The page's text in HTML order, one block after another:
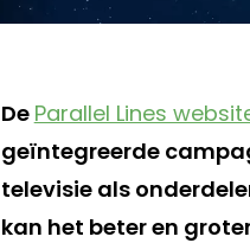
De Parallel Lines
geïntegreerde
televisie als
kan het beter en